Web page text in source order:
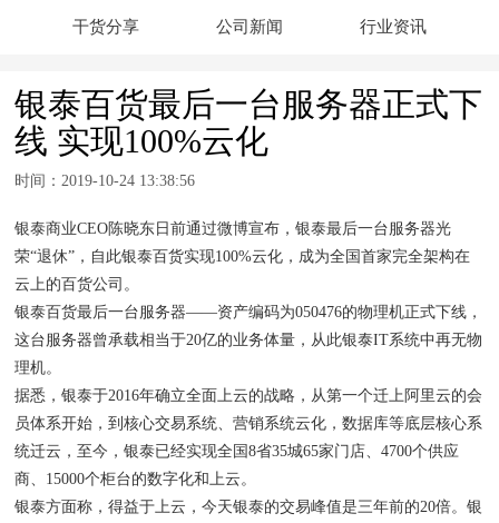
干货分享 公司新闻 行业资讯
银泰百货最后一台服务器正式下
线 实现100%云化
时间：2019-10-24 13:38:56
银泰商业CEO陈晓东日前通过微博宣布，银泰最后一台服务器光
荣“退休”，自此银泰百货实现100%云化，成为全国首家完全架构在
云上的百货公司。
银泰百货最后一台服务器——资产编码为050476的物理机正式下线，
这台服务器曾承载相当于20亿的业务体量，从此银泰IT系统中再无物
理机。
据悉，银泰于2016年确立全面上云的战略，从第一个迁上阿里云的会
员体系开始，到核心交易系统、营销系统云化，数据库等底层核心系
统迁云，至今，银泰已经实现全国8省35城65家门店、4700个供应
商、15000个柜台的数字化和上云。
银泰方面称，得益于上云，今天银泰的交易峰值是三年前的20倍。银